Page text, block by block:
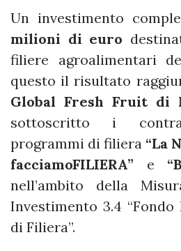
Un investimento
milioni di euro
filiere agroalimentari
questo il risultato
Global Fresh Fruit di
sottoscritto i
programmi di filiera “La
facciamoFILIERA” e
nell’ambito della
Investimento 3.4
di Filiera”.